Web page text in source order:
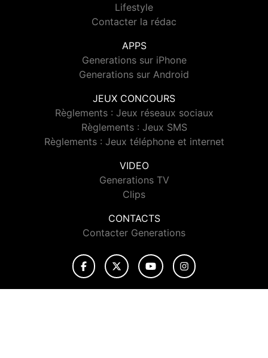
Lifestyle
Contacter la rédac
APPS
Generations sur iPhone
Generations sur Android
JEUX CONCOURS
Règlements : Jeux réseaux sociaux
Règlements : Jeux SMS
Règlements : Jeux téléphone et internet
VIDEO
Generations TV
Clips
CONTACTS
Contacter Generations